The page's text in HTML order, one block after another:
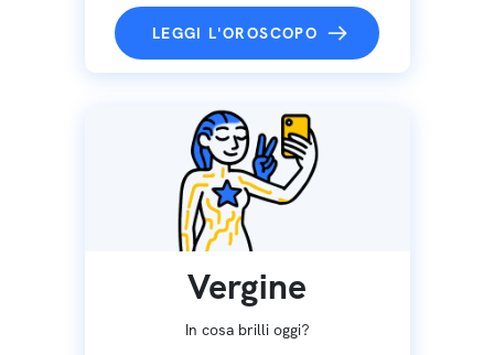
LEGGI L'OROSCOPO
Vergine
In cosa brilli oggi?